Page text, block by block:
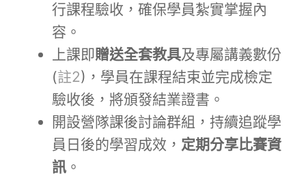
行課程驗收，確保學員紮實掌握內
容。
上課即贈送全套教具及專屬講義數份
(註2)，學員在課程結束並完成檢定
驗收後，將頒發結業證書。
開設營隊課後討論群組，持續追蹤學
員日後的學習成效， 定期分享比賽資
訊 。